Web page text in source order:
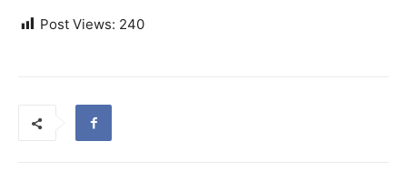
Post Views: 240